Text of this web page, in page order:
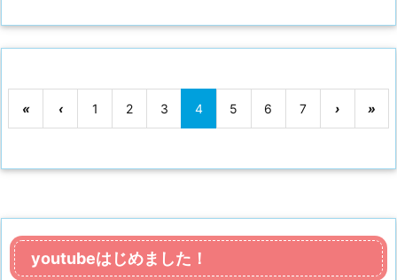
« ‹ 1 2 3 4 5 6 7 › »
youtubeはじめました！